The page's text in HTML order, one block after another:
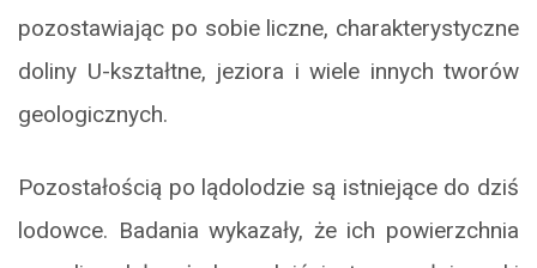
pozostawiając po sobie liczne, charakterystyczne
doliny U-kształtne, jeziora i wiele innych tworów
geologicznych.
Pozostałością po lądolodzie są istniejące do dziś
lodowce. Badania wykazały, że ich powierzchnia